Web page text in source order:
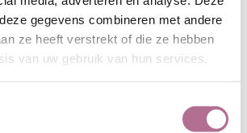
gegevens combineren met andere
ze heeft verstrekt of die ze hebben
van uw gebruik van hun services.
en de geur is niet alleen
maar ook moeilijk weg te
is een natuurlijk
om motten op afstand te
werkt goed en het ruikt een
middelen om na te